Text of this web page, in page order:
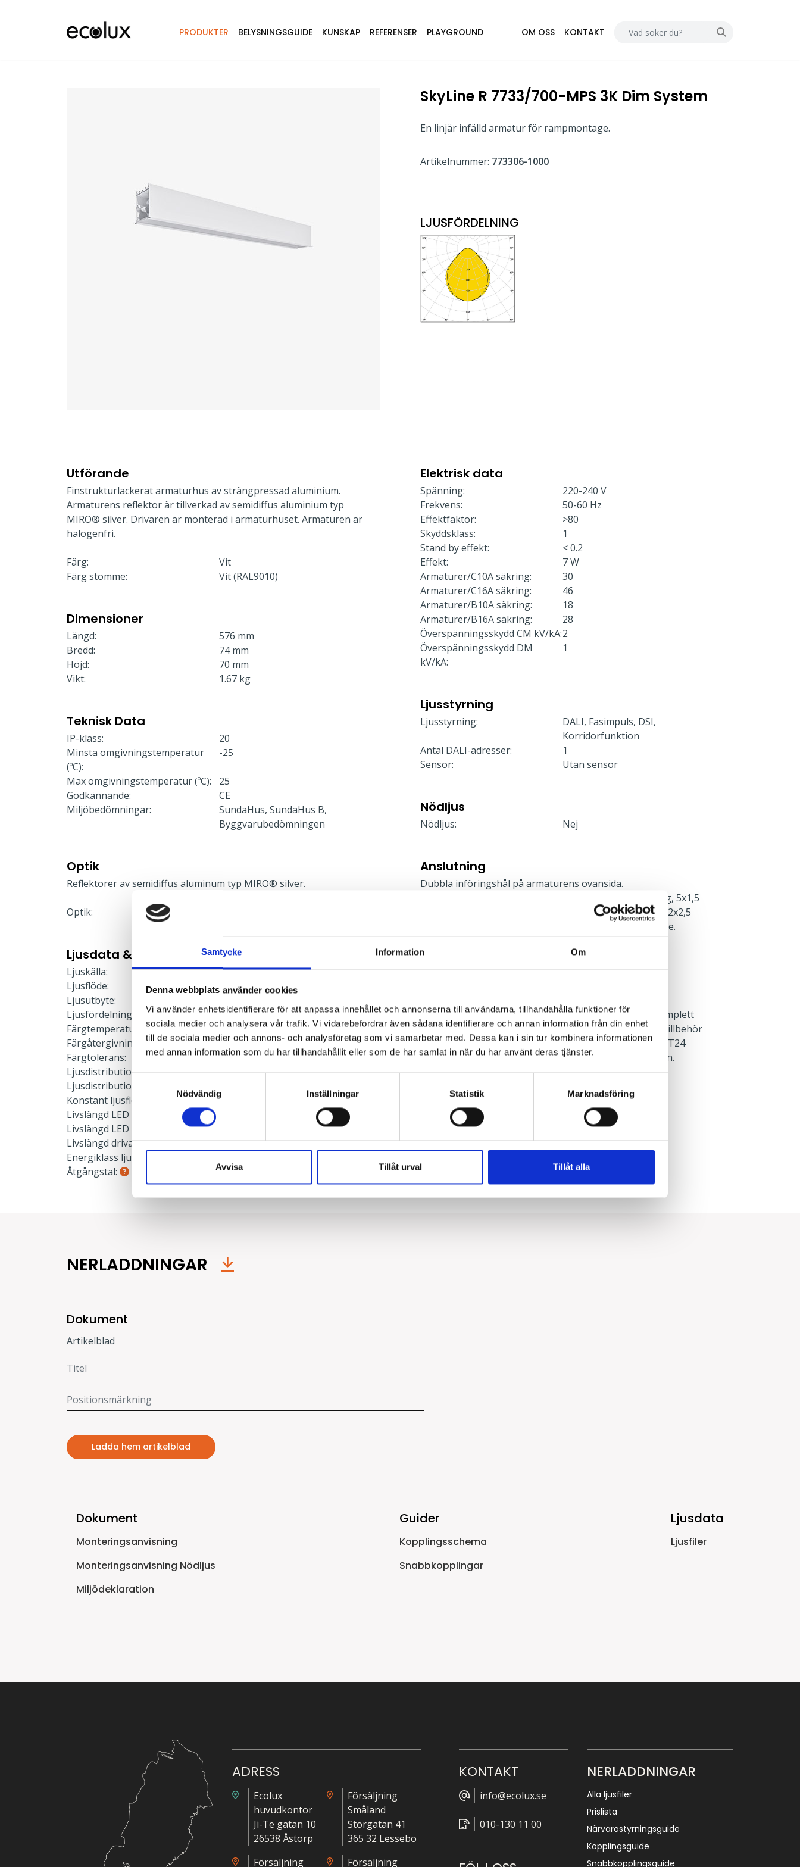
Samtycke Information Om
Denna webbplats använder cookies
Vi använder enhetsidentifierare för att anpassa innehållet och annonserna till användarna, tillhandahålla funktioner för
sociala medier och analysera vår trafik. Vi vidarebefordrar även sådana identifierare och annan information från din enhet
till de sociala medier och annons- och analysföretag som vi samarbetar med. Dessa kan i sin tur kombinera informationen
med annan information som du har tillhandahållit eller som de har samlat in när du har använt deras tjänster.
Nödvändig
Inställningar Statistik Marknadsföring
Avvisa Tillåt urval Tillåt alla
PRODUKTER BELYSNINGSGUIDE KUNSKAP REFERENSER PLAYGROUND OM OSS KONTAKT
SkyLine R 7733/700-MPS 3K Dim System
En linjär infälld armatur för rampmontage.
Artikelnummer: 773306-1000
LJUSFÖRDELNING
Utförande
Finstrukturlackerat armaturhus av strängpressad aluminium.
Armaturens reflektor är tillverkad av semidiffus aluminium typ
MIRO® silver. Drivaren är monterad i armaturhuset. Armaturen är
halogenfri.
Färg:
Vit
Färg stomme:
Vit (RAL9010)
Dimensioner
Längd:
576 mm
Bredd:
74 mm
Höjd:
70 mm
Vikt:
1.67 kg
Teknisk Data
IP-klass:
20
Minsta omgivningstemperatur
(ºC):
-25
Max omgivningstemperatur (ºC):
25
Godkännande:
CE
Miljöbedömningar:
SundaHus, SundaHus B,
Byggvarubedömningen
Optik
Reflektorer av semidiffus aluminum typ MIRO® silver.
Optik:
Ljusdata & Prestanda
Ljuskälla:
LED-modul
Ljusflöde:
663 lm
Ljusutbyte:
Ljusfördelning:
Direkt
Färgtemperatur:
3000 K
Färgåtergivning:
≥80
Färgtolerans:
≤3 SDCM
Ljusdistribution upp:
0 %
Ljusdistribution ner:
Konstant ljusflöde:
Nej
Livslängd LED L90:
Livslängd LED L80:
Livslängd drivare:
100000 h
Energiklass ljuskälla:
Åtgångstal:
0.18
Elektrisk data
Spänning:
220-240 V
Frekvens:
50-60 Hz
Effektfaktor:
>80
Skyddsklass:
1
Stand by effekt:
< 0.2
Effekt:
7 W
Armaturer/C10A säkring:
30
Armaturer/C16A säkring:
46
Armaturer/B10A säkring:
18
Armaturer/B16A säkring:
28
Överspänningsskydd CM kV/kA:2
Överspänningsskydd DM
kV/kA:
1
Ljusstyrning
Ljusstyrning:
DALI, Fasimpuls, DSI,
Korridorfunktion
Antal DALI-adresser:
1
Sensor:
Utan sensor
Nödljus
Nödljus: Nej
Anslutning
Dubbla införingshål på armaturens ovansida.
Systemarmaturen är försedd med överkopplingsledning, 5x1,5
mm² samt snabbkoppling för enklare installation. En 5x2x2,5
mm² överkopplingsbar plint finns i armaturens ena ände.
kompletteras med gavlar och rampsats för att få en komplett
armatur, säljs som tillbehör. Infällnadsbygel finns som tillbehör
för montage i gipstak eller montering rakt underifrån i T24
bärverk. Mer information finns i monteringsanvisningen.
Typ av montage:
Infällt
Montage:
System
NERLADDNINGAR
Dokument
Artikelblad
Ladda hem artikelblad
Dokument
Monteringsanvisning
Monteringsanvisning Nödljus
Miljödeklaration
Guider
Kopplingsschema
Snabbkopplingar
Ljusdata
Ljusfiler
ADRESS
Ecolux
huvudkontor
Ji-Te gatan 10
26538 Åstorp
Försäljning
Småland
Storgatan 41
365 32 Lessebo
Försäljning
Försäljning
KONTAKT
info@ecolux.se
010-130 11 00
NERLADDNINGAR
Alla ljusfiler
Prislista
Närvarostyrningsguide
Kopplingsguide
Snabbkopplingsguide